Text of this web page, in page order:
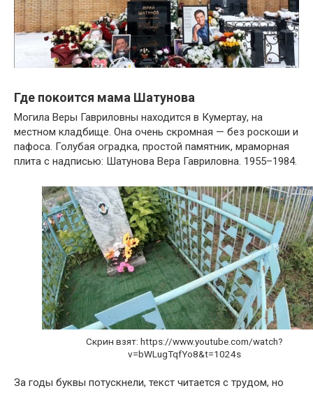
Где покоится мама Шатунова
Могила Веры Гавриловны находится в Кумертау, на
местном кладбище. Она очень скромная — без роскоши и
пафоса. Голубая оградка, простой памятник, мраморная
плита с надписью: Шатунова Вера Гавриловна. 1955–1984.
Скрин взят: https://www.youtube.com/watch?
v=bWLugTqfYo8&t=1024s
За годы буквы потускнели, текст читается с трудом, но